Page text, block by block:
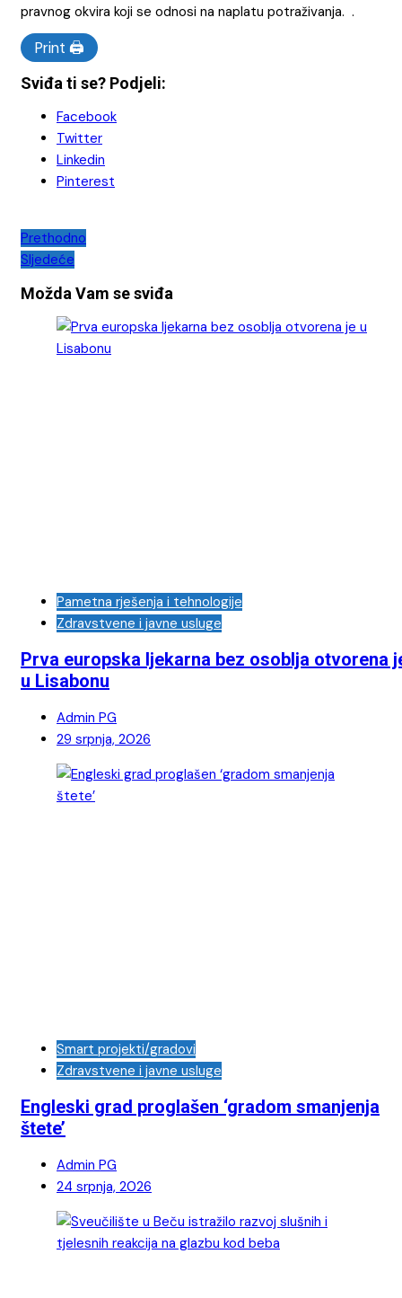
pravnog okvira koji se odnosi na naplatu potraživanja. .
Print 🖨
Sviđa ti se? Podjeli:
Facebook
Twitter
Linkedin
Pinterest
Navigacija
objava
Prethodno
Sljedeće
Možda Vam se sviđa
Pametna rješenja i tehnologije
Zdravstvene i javne usluge
Prva europska ljekarna bez osoblja otvorena
u Lisabonu
Admin PG
29 srpnja, 2026
Smart projekti/gradovi
Zdravstvene i javne usluge
Engleski grad proglašen ‘gradom smanjenja
štete’
Admin PG
24 srpnja, 2026